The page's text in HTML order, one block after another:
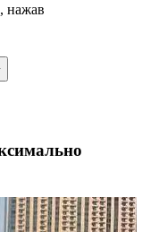
нажав